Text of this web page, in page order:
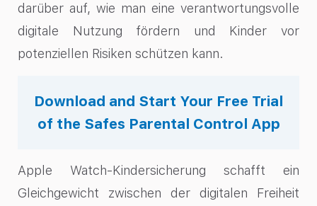
darüber auf, wie man eine verantwortungsvolle
digitale Nutzung fördern und Kinder vor
potenziellen Risiken schützen kann.
Download and Start Your Free Trial
of the Safes Parental Control App
Apple Watch-Kindersicherung schafft ein
Gleichgewicht zwischen der digitalen Freiheit